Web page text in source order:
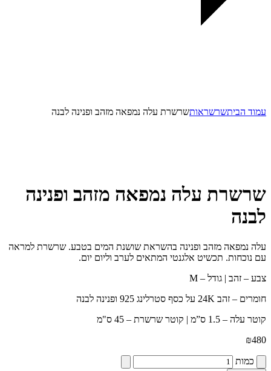
עמוד הביתשרשראותשרשרת עלה נמפאה מזהב ופנינה לבנה
שרשרת עלה נמפאה מזהב ופנינה
לבנה
עלה נמפאה מזהב ופנינה בהשראת שושנת המים בטבע. שרשרת למראה
עם נוכחות. תכשיט אלגנטי המתאים לערב וליום יום.
צבע – זהב | גודל – M
חומרים – זהב 24K על כסף סטרלינג 925 ופנינה לבנה
קוטר עלה – 1.5 ס”מ | קוטר שרשרת – 45 ס"מ
₪480
כמות